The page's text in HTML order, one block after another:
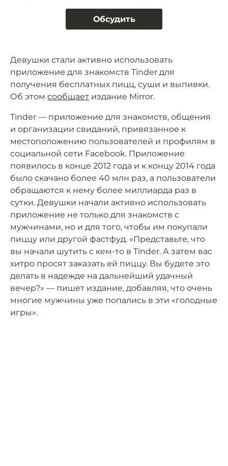
Обсудить
Девушки стали активно использовать
приложение для знакомств Tinder для
получения бесплатных пицц, суши и выпивки.
Об этом сообщает издание Mirror.
Tinder — приложение для знакомств, общения
и организации свиданий, привязанное к
местоположению пользователей и профилям в
социальной сети Facebook. Приложение
появилось в конце 2012 года и к концу 2014 года
было скачано более 40 млн раз, а пользователи
обращаются к нему более миллиарда раз в
сутки. Девушки начали активно использовать
приложение не только для знакомств с
мужчинами, но и для того, чтобы им покупали
пиццу или другой фастфуд. «Представьте, что
вы начали шутить с кем-то в Tinder. А затем вас
хитро просят заказать ей пиццу. Вы будете это
делать в надежде на дальнейший удачный
вечер?» — пишет издание, добавляя, что очень
многие мужчины уже попались в эти «голодные
игры».